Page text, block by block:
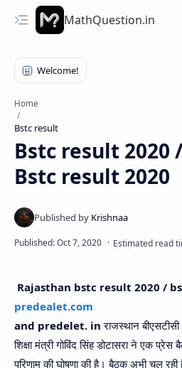
MathQuestion.in
Hidden Menu
Hidden Menu
Home
Bstc result
Bstc result 2020
Bstc result 2020
Rajasthan bstc result 2020 /
predealet.com
and predelet. inराजस्थान
शिक्षा मंत्री गोविंद सिंह डोटासरा ने एक
परिणाम की घोषणा की है। बैठक अभी चल